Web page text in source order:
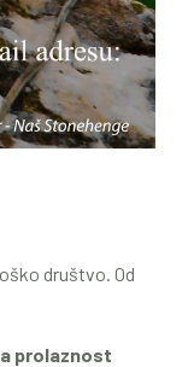
društvo. Od
prolaznost